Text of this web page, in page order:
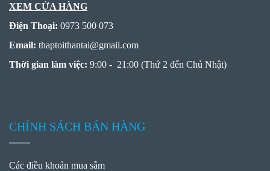
XEM CỬA HÀNG
Điện Thoại: 0973 500 073
Email: thaptoithantai@gmail.com
Thời gian làm việc: 9:00 - 21:00 (Thứ 2 đến Chủ Nhật)
CHÍNH SÁCH BÁN HÀNG
Các điều khoản mua sắm